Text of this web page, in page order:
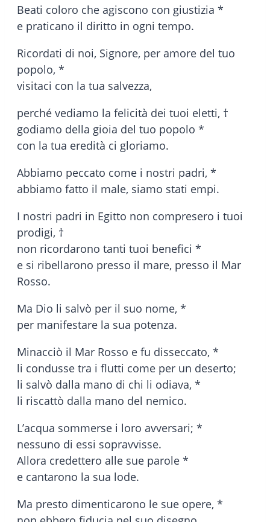
Beati coloro che agiscono con giustizia *
e praticano il diritto in ogni tempo.
Ricordati di noi, Signore, per amore del tuo
popolo, *
visitaci con la tua salvezza,
perché vediamo la felicità dei tuoi eletti, †
godiamo della gioia del tuo popolo *
con la tua eredità ci gloriamo.
Abbiamo peccato come i nostri padri, *
abbiamo fatto il male, siamo stati empi.
I nostri padri in Egitto non compresero i tuoi
prodigi, †
non ricordarono tanti tuoi benefici *
e si ribellarono presso il mare, presso il Mar
Rosso.
Ma Dio li salvò per il suo nome, *
per manifestare la sua potenza.
Minacciò il Mar Rosso e fu disseccato, *
li condusse tra i flutti come per un deserto;
li salvò dalla mano di chi li odiava, *
li riscattò dalla mano del nemico.
L’acqua sommerse i loro avversari; *
nessuno di essi sopravvisse.
Allora credettero alle sue parole *
e cantarono la sua lode.
Ma presto dimenticarono le sue opere, *